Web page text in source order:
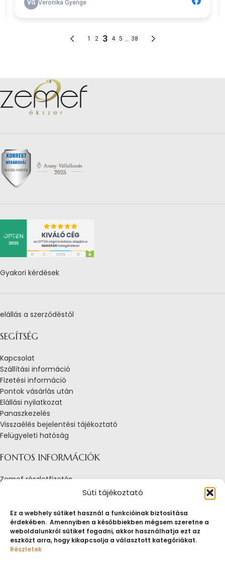
Süti tájékoztató
Ez a webhely sütiket használ a funkcióinak biztosítása
érdekében. Amennyiben a későbbiekben mégsem szeretne a
weboldalunkról sütiket fogadni, akkor használhatja ezt az
eszközt arra, hogy kikapcsolja a választott kategóriákat.
Részletek
Gyakori kérdések
elállás a szerződéstől
SEGÍTSÉG
Kapcsolat
Szállítási információ
Fizetési információ
Pontok vásárlás után
Elállási nyilatkozat
Panaszkezelés
Visszaélés bejelentési tájékoztató
Felügyeleti hatóság
FONTOS INFORMÁCIÓK
Zemef részletfizetés
Adatkezelési tájékoztató
Tájékoztató sütik alkalmazásáról
Fogyasztóvédelmi tájékoztató
Jogi nyilatkozat
Impresszum